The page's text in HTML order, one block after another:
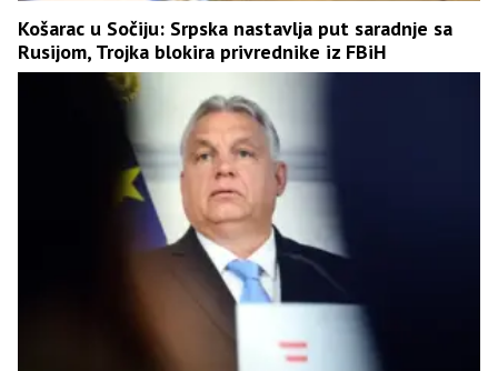
Košarac u Sočiju: Srpska nastavlja put saradnje sa
Rusijom, Trojka blokira privrednike iz FBiH